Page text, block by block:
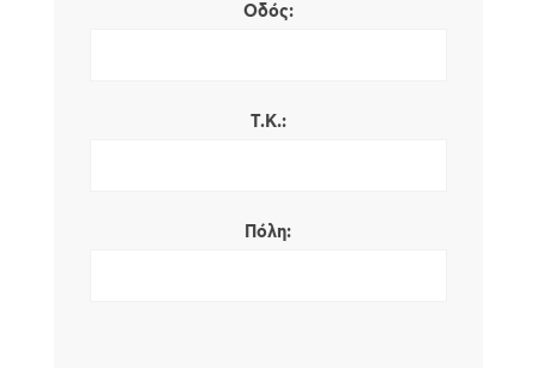
Οδός:
Τ.Κ.:
Πόλη: